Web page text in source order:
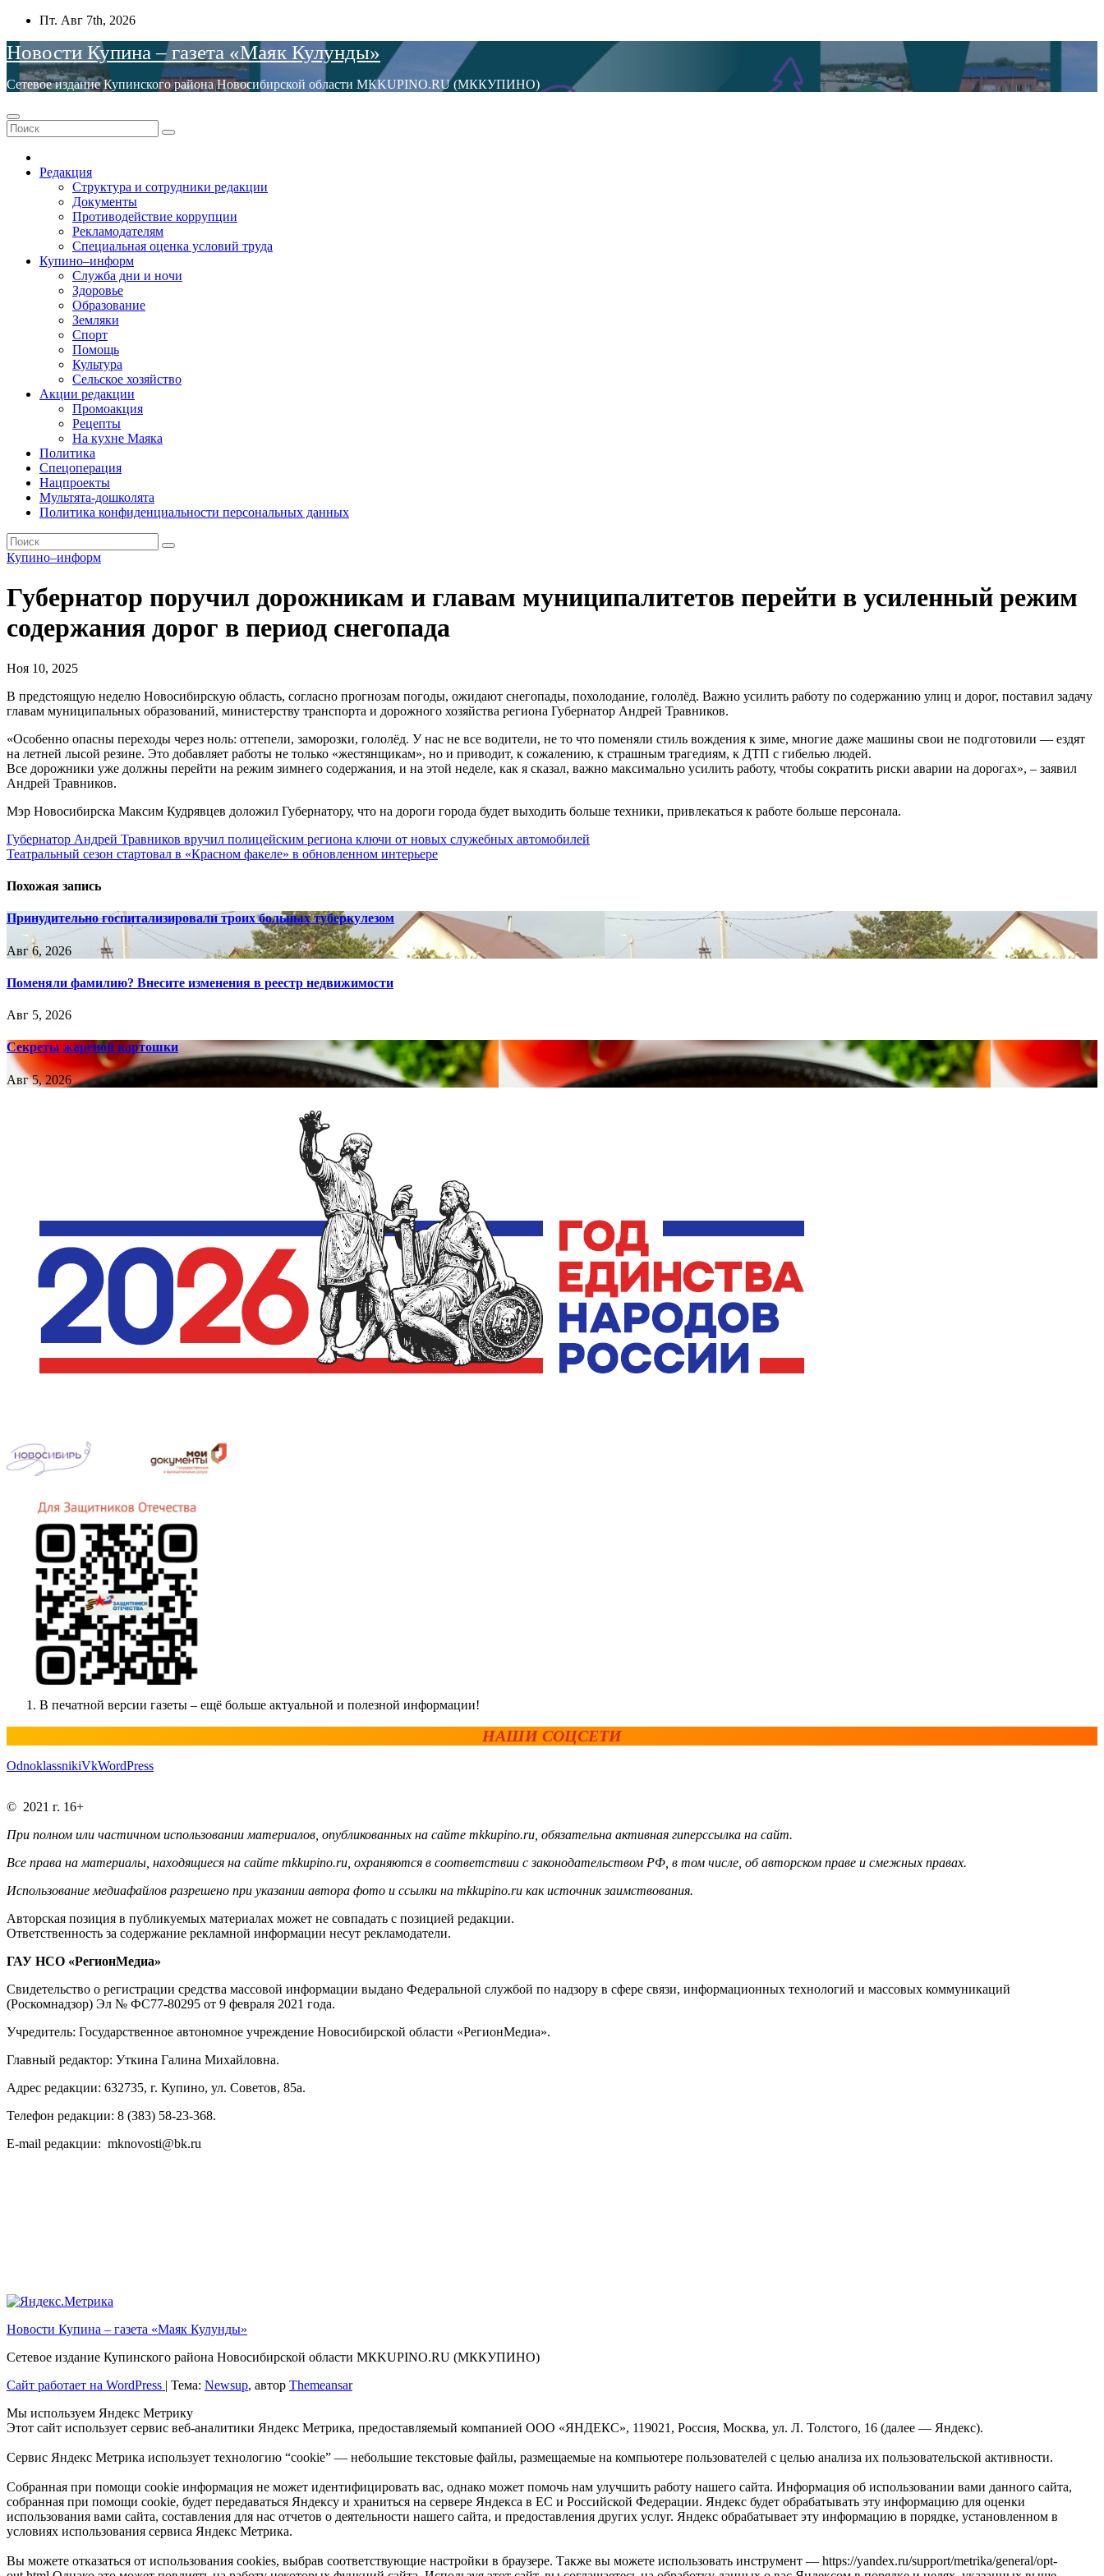
Перейти
содержимому
Пт. Авг 7th, 2026
Новости Купина – газета «Маяк Кулунды»
Сетевое издание Купинского района Новосибирской области МКKUPINO.RU (МККУПИНО)
Редакция
Структура и сотрудники редакции
Документы
Противодействие коррупции
Рекламодателям
Специальная оценка условий труда
Купино–информ
Служба дни и ночи
Здоровье
Образование
Земляки
Спорт
Помощь
Культура
Сельское хозяйство
Акции редакции
Промоакция
Рецепты
На кухне Маяка
Политика
Спецоперация
Нацпроекты
Мультята-дошколята
Политика конфиденциальности персональных данных
Купино–информ
Губернатор поручил дорожникам и главам муниципалитетов перейти в усиленный режим
содержания дорог в период снегопада
Ноя 10, 2025
В предстоящую неделю Новосибирскую область, согласно прогнозам погоды, ожидают снегопады, похолодание, гололёд. Важно усилить работу по содержанию улиц и дорог, поставил задачу
главам муниципальных образований, министерству транспорта и дорожного хозяйства региона Губернатор Андрей Травников.
«Особенно опасны переходы через ноль: оттепели, заморозки, гололёд. У нас не все водители, не то что поменяли стиль вождения к зиме, многие даже машины свои не подготовили — ездят
на летней лысой резине. Это добавляет работы не только «жестянщикам», но и приводит, к сожалению, к страшным трагедиям, к ДТП с гибелью людей.
Все дорожники уже должны перейти на режим зимнего содержания, и на этой неделе, как я сказал, важно максимально усилить работу, чтобы сократить риски аварии на дорогах», – заявил
Андрей Травников.
Мэр Новосибирска Максим Кудрявцев доложил Губернатору, что на дороги города будет выходить больше техники, привлекаться к работе больше персонала.
Навигация
по
записям
Губернатор Андрей Травников вручил полицейским региона ключи от новых служебных автомобилей
Театральный сезон стартовал в «Красном факеле» в обновленном интерьере
Похожая запись
Принудительно госпитализировали троих больных туберкулезом
Авг 6, 2026
Поменяли фамилию? Внесите изменения в реестр недвижимости
Авг 5, 2026
Секреты жареной картошки
Авг 5, 2026
В печатной версии газеты – ещё больше актуальной и полезной информации!
НАШИ СОЦСЕТИ
OdnoklassnikiVkWordPress
© 2021 г. 16+
При полном или частичном использовании материалов, опубликованных на сайте mkkupino.ru, обязательна активная гиперссылка на сайт.
Все права на материалы, находящиеся на сайте mkkupino.ru, охраняются в соответствии с законодательством РФ, в том числе, об авторском праве и смежных правах.
Использование медиафайлов разрешено при указании автора фото и ссылки на mkkupino.ru как источник заимствования.
Авторская позиция в публикуемых материалах может не совпадать с позицией редакции.
Ответственность за содержание рекламной информации несут рекламодатели.
ГАУ НСО «РегионМедиа»
Свидетельство о регистрации средства массовой информации выдано Федеральной службой по надзору в сфере связи, информационных технологий и массовых коммуникаций
(Роскомнадзор) Эл № ФС77-80295 от 9 февраля 2021 года.
Учредитель: Государственное автономное учреждение Новосибирской области «РегионМедиа».
Главный редактор: Уткина Галина Михайловна.
Адрес редакции: 632735, г. Купино, ул. Советов, 85а.
Телефон редакции: 8 (383) 58-23-368.
E-mail редакции: mknovosti@bk.ru
Новости Купина – газета «Маяк Кулунды»
Сетевое издание Купинского района Новосибирской области МКKUPINO.RU (МККУПИНО)
Сайт работает на WordPress | Тема: Newsup, автор Themeansar
Мы используем Яндекс Метрику
Этот сайт использует сервис веб-аналитики Яндекс Метрика, предоставляемый компанией ООО «ЯНДЕКС», 119021, Россия, Москва, ул. Л. Толстого, 16 (далее — Яндекс).
Сервис Яндекс Метрика использует технологию “cookie” — небольшие текстовые файлы, размещаемые на компьютере пользователей с целью анализа их пользовательской активности.
Собранная при помощи cookie информация не может идентифицировать вас, однако может помочь нам улучшить работу нашего сайта. Информация об использовании вами данного сайта,
собранная при помощи cookie, будет передаваться Яндексу и храниться на сервере Яндекса в ЕС и Российской Федерации. Яндекс будет обрабатывать эту информацию для оценки
использования вами сайта, составления для нас отчетов о деятельности нашего сайта, и предоставления других услуг. Яндекс обрабатывает эту информацию в порядке, установленном в
условиях использования сервиса Яндекс Метрика.
Вы можете отказаться от использования cookies, выбрав соответствующие настройки в браузере. Также вы можете использовать инструмент — https://yandex.ru/support/metrika/general/opt-